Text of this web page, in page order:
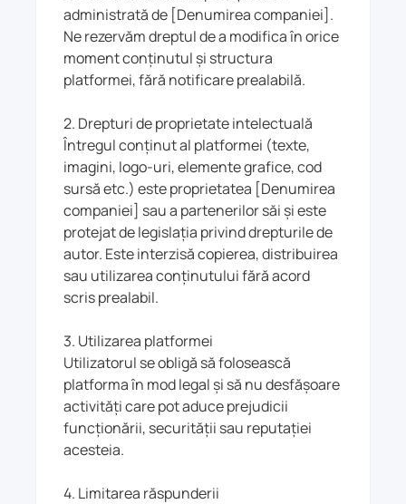
administrată de [Denumirea companiei].
Ne rezervăm dreptul de a modifica în orice
moment conținutul și structura
platformei, fără notificare prealabilă.
2. Drepturi de proprietate intelectuală
Întregul conținut al platformei (texte,
imagini, logo-uri, elemente grafice, cod
sursă etc.) este proprietatea [Denumirea
companiei] sau a partenerilor săi și este
protejat de legislația privind drepturile de
autor. Este interzisă copierea, distribuirea
sau utilizarea conținutului fără acord
scris prealabil.
3. Utilizarea platformei
Utilizatorul se obligă să folosească
platforma în mod legal și să nu desfășoare
activități care pot aduce prejudicii
funcționării, securității sau reputației
acesteia.
4. Limitarea răspunderii